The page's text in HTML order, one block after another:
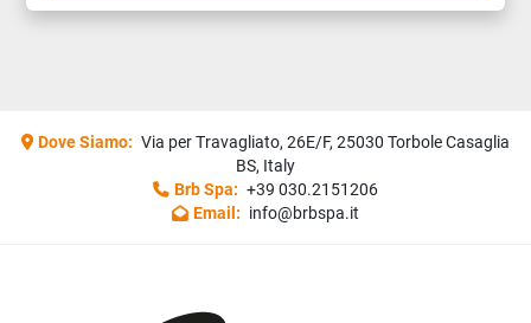
Dove Siamo: Via per Travagliato, 26E/F, 25030 Torbole Casaglia
BS, Italy
Brb Spa: +39 030.2151206
Email: info@brbspa.it